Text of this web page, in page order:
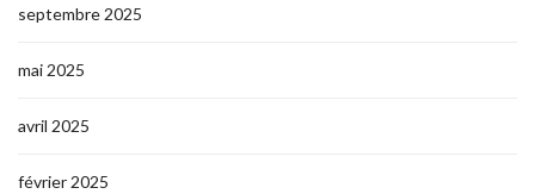
septembre 2025
mai 2025
avril 2025
février 2025